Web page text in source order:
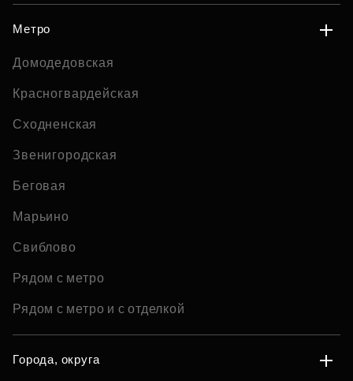
Метро
Домодедовская
Красногвардейская
Сходненская
Звенигородская
Беговая
Марьино
Свиблово
Рядом с метро
Рядом с метро и с отделкой
Города, округа